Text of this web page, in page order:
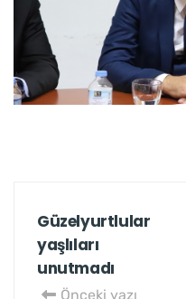
Güzelyurtlular
yaşlıları
unutmadı
Önceki yazı